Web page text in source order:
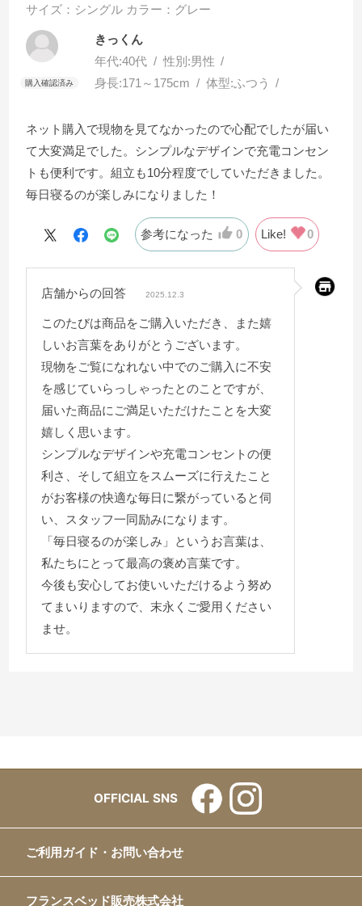
サイズ：シングル カラー：グレー
きっくん
年代:40代 性別:男性
身長:171～175cm 体型:ふつう
ネット購入で現物を見てなかったので心配でしたが届い
て大変満足でした。シンプルなデザインで充電コンセン
トも便利です。組立も10分程度でしていただきました。
毎日寝るのが楽しみになりました！
参考になった 0 Like! 0
店舗からの回答 2025.12.3
このたびは商品をご購入いただき、また嬉
しいお言葉をありがとうございます。
現物をご覧になれない中でのご購入に不安
を感じていらっしゃったとのことですが、
届いた商品にご満足いただけたことを大変
嬉しく思います。
シンプルなデザインや充電コンセントの便
利さ、そして組立をスムーズに行えたこと
がお客様の快適な毎日に繋がっていると伺
い、スタッフ一同励みになります。
「毎日寝るのが楽しみ」というお言葉は、
私たちにとって最高の褒め言葉です。
今後も安心してお使いいただけるよう努め
てまいりますので、末永くご愛用ください
ませ。
OFFICIAL SNS
ご利用ガイド・お問い合わせ
フランスベッド販売株式会社